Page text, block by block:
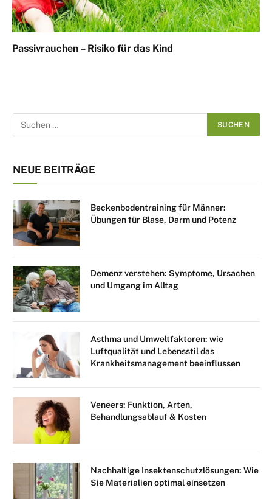
Passivrauchen – Risiko für das Kind
NEUE BEITRÄGE
Beckenbodentraining für Männer:
Übungen für Blase, Darm und Potenz
Demenz verstehen: Symptome, Ursachen
und Umgang im Alltag
Asthma und Umweltfaktoren: wie
Luftqualität und Lebensstil das
Krankheitsmanagement beeinflussen
Veneers: Funktion, Arten,
Behandlungsablauf & Kosten
Nachhaltige Insektenschutzlösungen: Wie
Sie Materialien optimal einsetzen